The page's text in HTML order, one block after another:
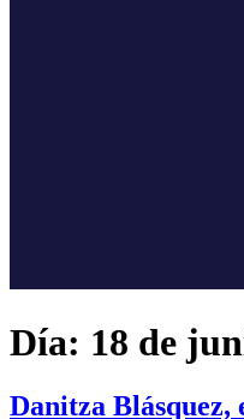
Día: 18 de
Danitza Blásquez,